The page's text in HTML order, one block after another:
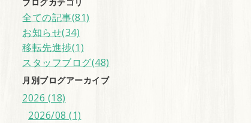
全ての記事(81)
お知らせ(34)
移転先進捗(1)
スタッフブログ(48)
月別ブログアーカイブ
2026 (18)
2026/08 (1)